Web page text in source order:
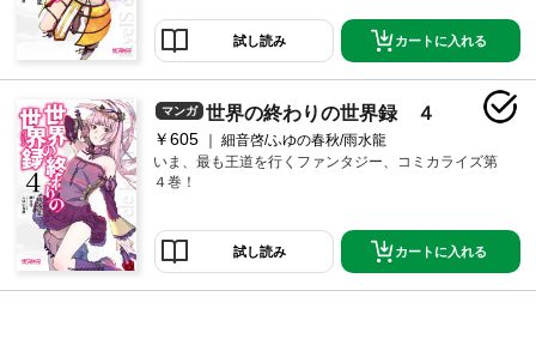
試し読み カートに入れる
マンガ 世界の終わりの世界録 ４
￥605
細音啓/ふゆの春秋/雨水龍
いま、最も王道を行くファンタジー、コミカライズ第
４巻！
試し読み カートに入れる